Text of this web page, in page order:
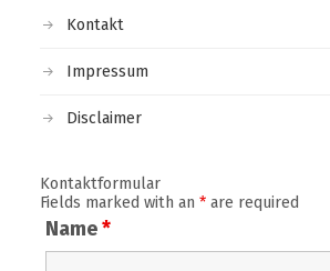
Kontakt
Impressum
Disclaimer
Kontaktformular
Fields marked with an *are required
Name*